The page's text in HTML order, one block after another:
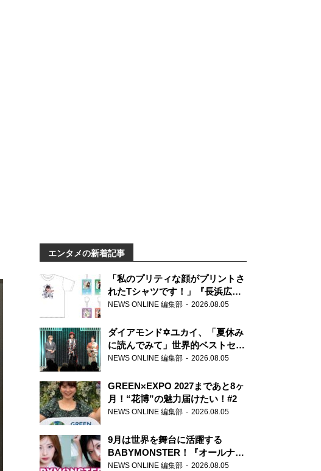
エンタメの新着記事
「私のプリティな顔がプリントさ
れたTシャツです！」『長浜広奈
天下無双』初の番組グッズ発売
NEWS ONLINE 編集部 2026.08.05
ダイアモンド✡ユカイ、「夏休み
に読んでみて」世界的ベストセラ
ー『アナスタシア』を紹介
NEWS ONLINE 編集部 2026.08.05
GREEN×EXPO 2027まであと8ヶ
月！“花博”の魅力届けたい！#2
NEWS ONLINE 編集部 2026.08.05
9月は世界を舞台に活躍する
BABYMONSTER！『オールナイ
トニッポンPODCAST』月替わり
NEWS ONLINE 編集部 2026.08.05